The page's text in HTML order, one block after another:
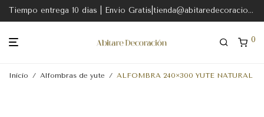
Tiempo entrega 10 dias | Envio Gratis|tienda@abitaredecoracion.com
0
Inicio / Alfombras de yute / ALFOMBRA 240×300 YUTE NATURAL